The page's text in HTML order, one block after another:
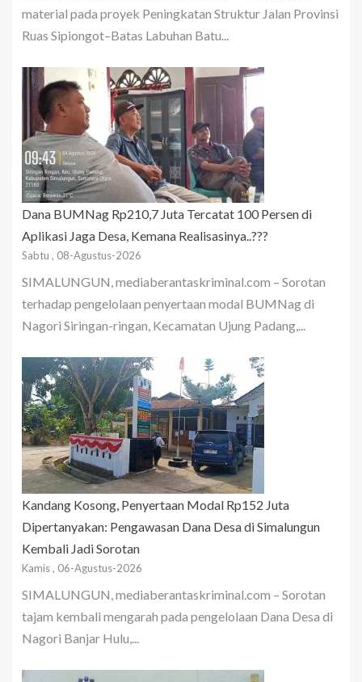
material pada proyek Peningkatan Struktur Jalan Provinsi
Ruas Sipiongot–Batas Labuhan Batu...
Dana BUMNag Rp210,7 Juta Tercatat 100 Persen di
Aplikasi Jaga Desa, Kemana Realisasinya..???
Sabtu , 08-Agustus-2026
SIMALUNGUN, mediaberantaskriminal.com – Sorotan
terhadap pengelolaan penyertaan modal BUMNag di
Nagori Siringan-ringan, Kecamatan Ujung Padang,...
Kandang Kosong, Penyertaan Modal Rp152 Juta
Dipertanyakan: Pengawasan Dana Desa di Simalungun
Kembali Jadi Sorotan
Kamis , 06-Agustus-2026
SIMALUNGUN, mediaberantaskriminal.com – Sorotan
tajam kembali mengarah pada pengelolaan Dana Desa di
Nagori Banjar Hulu,...